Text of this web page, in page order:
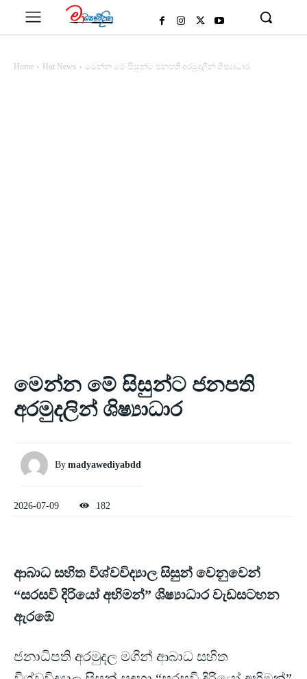
Home Hot News මෙන්න මේ සිසුන්ට ජනපති අරමුදලින් ශිෂ්‍යාධාර
මෙන්න මේ සිසුන්ට ජනපති
අරමුදලින් ශිෂ්‍යාධාර
By madyawediyabdd
2026-07-09 182
ආබාධ සහිත විශ්වවිද්‍යාල සිසුන් වෙනුවෙන්
“සරසවි දිරියෝ අභිමන්” ශිෂ්‍යාධාර වැඩසටහන
ඇරඹේ
ජනාධිපති අරමුදල මගින් ආබාධ සහිත